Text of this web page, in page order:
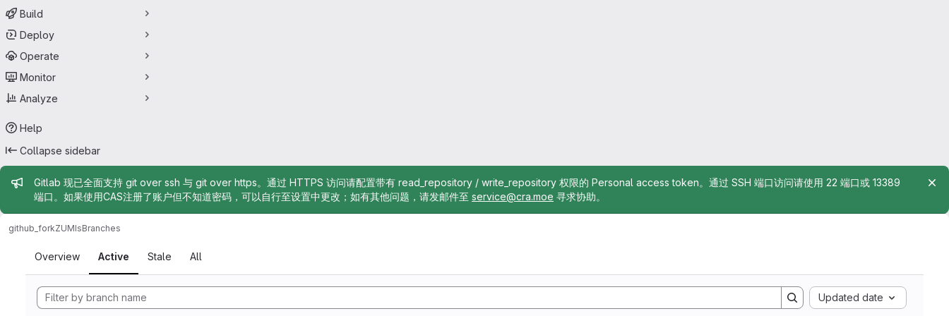
Build
Deploy
Operate
Monitor
Analyze
Help
Collapse sidebar
Admin message
Gitlab 现已全面支持 git over ssh 与 git over https。通过 HTTPS 访问请配置带有 read_repository / write_repository 权限的 Personal access token。通过 SSH 端口访问请使用 22 端口或 13389
端口。如果使用CAS注册了账户但不知道密码，可以自行至设置中更改；如有其他问题，请发邮件至 service@cra.moe 寻求协助。
github_forkZUMIsBranches
Branches
Overview Active Stale All
Updated date